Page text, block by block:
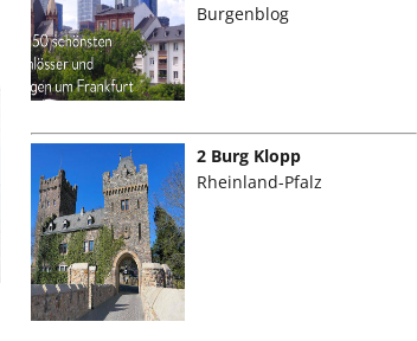
Burgenblog
2 Burg Klopp
Rheinland-Pfalz